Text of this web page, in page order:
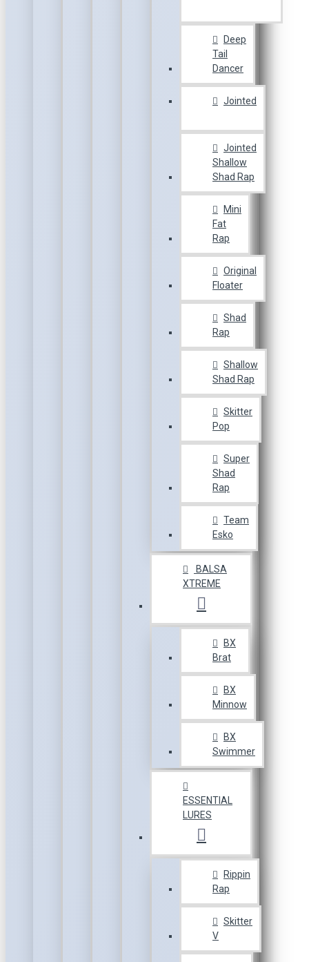
Deep
Tail
Dancer
Jointed
Jointed
Shallow
Shad Rap
Mini
Fat
Rap
Original
Floater
Shad
Rap
Shallow
Shad Rap
Skitter
Pop
Super
Shad
Rap
Team
Esko
BALSA
XTREME
BX
Brat
BX
Minnow
BX
Swimmer
ESSENTIAL
LURES
Rippin
Rap
Skitter
V